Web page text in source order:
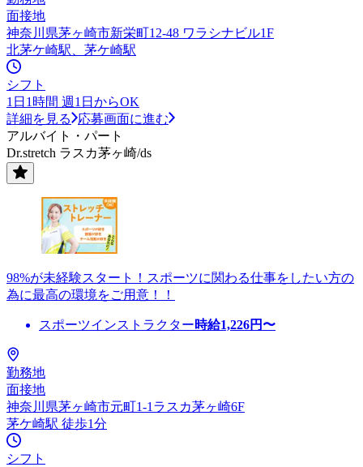
面接地
神奈川県茅ヶ崎市新栄町12-48 ワラシナビル1F
北茅ケ崎駅、茅ケ崎駅
シフト
1日1時間 週1日からOK
詳細を見る
応募画面に進む
アルバイト・パート
Dr.stretch ラスカ茅ヶ崎/ds
98%が未経験スタート！スポーツに関わる仕事をしたい方の
為に最高の環境をご用意！！
スポーツインストラクター時給1,226円〜
勤務地
面接地
神奈川県茅ヶ崎市元町1-1ラスカ茅ヶ崎6F
茅ケ崎駅 徒歩1分
シフト